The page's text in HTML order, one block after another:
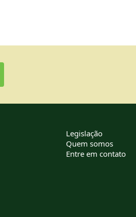
Legislação
Quem somos
Entre em contato